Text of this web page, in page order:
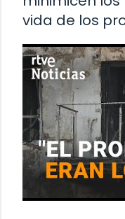
vida de los